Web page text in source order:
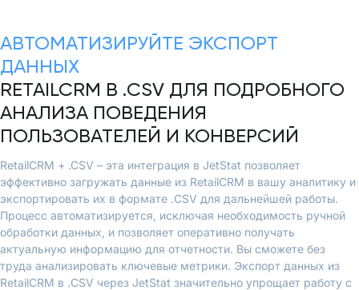
АВТОМАТИЗИРУЙТЕ ЭКСПОРТ
ДАННЫХ
RETAILCRM В .CSV ДЛЯ ПОДРОБНОГО
АНАЛИЗА ПОВЕДЕНИЯ
ПОЛЬЗОВАТЕЛЕЙ И КОНВЕРСИЙ
RetailCRM + .CSV – эта интеграция в JetStat позволяет
эффективно загружать данные из RetailCRM в вашу аналитику и
экспортировать их в формате .CSV для дальнейшей работы.
Процесс автоматизируется, исключая необходимость ручной
обработки данных, и позволяет оперативно получать
актуальную информацию для отчетности. Вы сможете без
труда анализировать ключевые метрики. Экспорт данных из
RetailCRM в .CSV через JetStat значительно упрощает работу с